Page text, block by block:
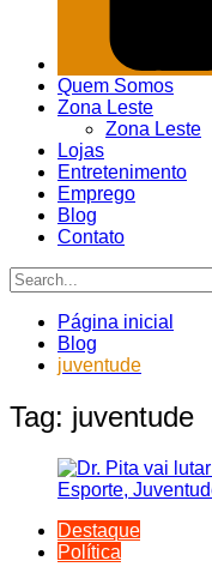
Quem Somos
Zona Leste
Zona Leste
Lojas
Entretenimento
Emprego
Blog
Contato
Página inicial
Blog
juventude
Tag: juventude
Destaque
Política